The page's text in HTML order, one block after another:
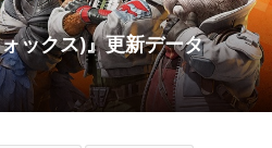
ックス)』更新データ